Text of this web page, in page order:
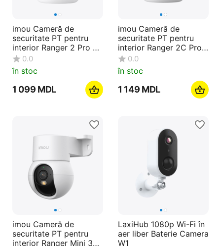
imou Cameră de
securitate PT pentru
interior Ranger 2 Pro 3K
5MP, alb
0.0
în stoc
1 099 MDL
imou Cameră de
securitate PT pentru
interior Ranger 2C Pro
3K 5MP, alb
0.0
în stoc
1 149 MDL
imou Cameră de
securitate PT pentru
interior Ranger Mini 3K
LaxiHub 1080p Wi-Fi în
aer liber Baterie Camera
W1